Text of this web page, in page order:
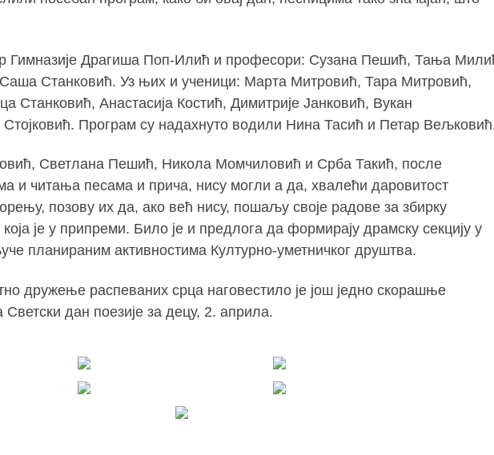
Гимназије Драгиша Поп-Илић и професори: Сузана Пешић, Тања
Станковић. Уз њих и ученици: Марта Митровић, Тара Митровић,
Станковић, Анастасија Костић, Димитрије Јанковић, Вукан
Програм су надахнуто водили Нина Тасић и Петар
Светлана Пешић, Никола Момчиловић и Срба Такић, после
и читања песама и прича, нису могли а да, хвалећи даровитост
позову их да, ако већ нису, пошаљу своје радове за збирку
је у припреми. Било је и предлога да формирају драмску секцију у
планираним активностима Културно-уметничког друштва.
дружење распеваних срца наговестило је још једно скорашње
дан поезије за децу, 2. априла.